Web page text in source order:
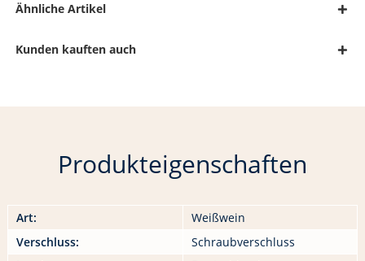
Ähnliche Artikel
Kunden kauften auch
Produkteigenschaften
Art:
Weißwein
Verschluss:
Schraubverschluss